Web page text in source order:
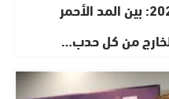
كأس أمم إفريقيا للسيدات 2026: بين المد الأحمر
من كل حدب…